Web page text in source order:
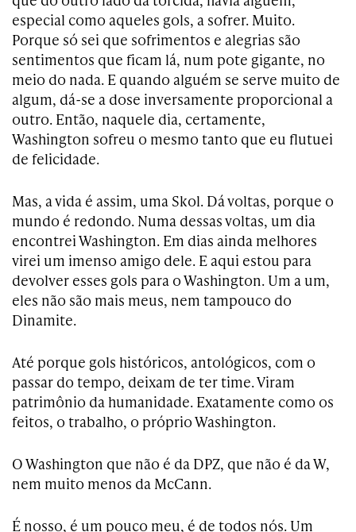
especial como aqueles gols, a sofrer. Muito.
Porque só sei que sofrimentos e alegrias são
sentimentos que ficam lá, num pote gigante, no
meio do nada. E quando alguém se serve muito de
algum, dá-se a dose inversamente proporcional a
outro. Então, naquele dia, certamente,
Washington sofreu o mesmo tanto que eu flutuei
de felicidade.
Mas, a vida é assim, uma Skol. Dá voltas, porque o
mundo é redondo. Numa dessas voltas, um dia
encontrei Washington. Em dias ainda melhores
virei um imenso amigo dele. E aqui estou para
devolver esses gols para o Washington. Um a um,
eles não são mais meus, nem tampouco do
Dinamite.
Até porque gols históricos, antológicos, com o
passar do tempo, deixam de ter time. Viram
patrimônio da humanidade. Exatamente como os
feitos, o trabalho, o próprio Washington.
O Washington que não é da DPZ, que não é da W,
nem muito menos da McCann.
É nosso, é um pouco meu, é de todos nós. Um